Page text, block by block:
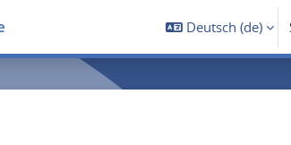
Deutsch ‎(de)‎